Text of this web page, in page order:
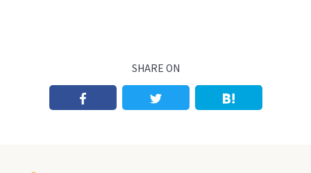
SHARE ON